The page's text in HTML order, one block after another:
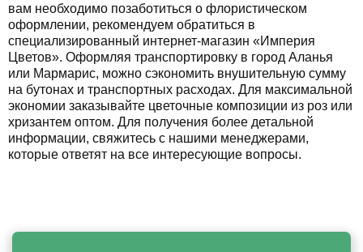
вам необходимо позаботиться о флористическом
оформлении, рекомендуем обратиться в
специализированный интернет-магазин «Империя
Цветов». Оформляя транспортировку в город Аланья
или Мармарис, можно сэкономить внушительную сумму
на бутонах и транспортных расходах. Для максимальной
экономии заказывайте цветочные композиции из роз или
хризантем оптом. Для получения более детальной
информации, свяжитесь с нашими менеджерами,
которые ответят на все интересующие вопросы.